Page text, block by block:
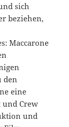
sich
beziehen,
Maccarone
den
eine
und Crew
und